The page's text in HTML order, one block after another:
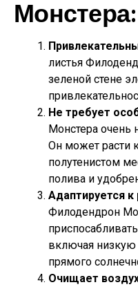
Монстера:
листья
зеленой стене
Не требует
Монстера очень
Он может расти
полутенистом
полива и
Адаптируется
Филодендрон
включая низкую
прямого
Очищает